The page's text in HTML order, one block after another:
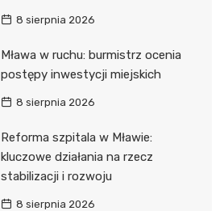
8 sierpnia 2026
Mława w ruchu: burmistrz ocenia
postępy inwestycji miejskich
8 sierpnia 2026
Reforma szpitala w Mławie:
kluczowe działania na rzecz
stabilizacji i rozwoju
8 sierpnia 2026